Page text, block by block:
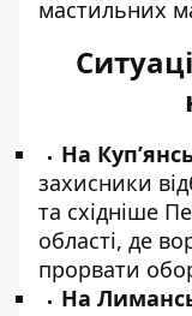
мастильних
На
захисники
та східніше
області, де
прорвати
На